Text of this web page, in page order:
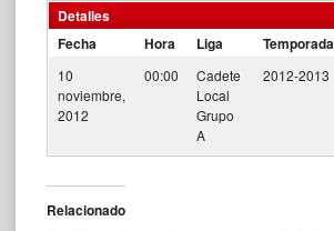
Detalles
Fecha
Hora Liga Temporada
10
noviembre,
2012
00:00
Cadete
Local
Grupo
A
2012-2013
Relacionado